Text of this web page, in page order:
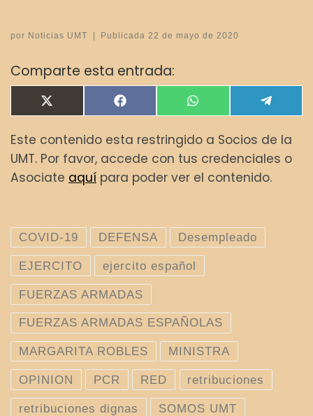
por Noticias UMT Publicada22 de mayo de 2020
Comparte esta entrada:
Compartir en
X
(
w
i
t
t
Compartir en
F
a
e
b
o
o
Compartir en
W
h
t
s
A
p
e
e
g
r
a
Este contenido esta restringido a Socios de la
UMT. Por favor, accede con tus credenciales o
Asociate aquí para poder ver el contenido.
COVID-19 DEFENSA Desempleado
EJERCITO ejercito español
FUERZAS ARMADAS
FUERZAS ARMADAS ESPAÑOLAS
MARGARITA ROBLES MINISTRA
OPINION PCR RED retribuciones
retribuciones dignas SOMOS UMT